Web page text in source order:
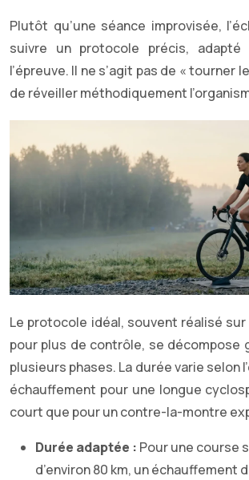
Plutôt qu’une séance improvisée,
suivre un protocole précis,
l’épreuve. Il ne s’agit pas de « tourner
de réveiller méthodiquement
Le protocole idéal, souvent réalisé
pour plus de contrôle, se décompose
plusieurs phases. La durée varie selon
échauffement pour une longue
court que pour un contre-la-montre
Durée adaptée : Pour une course
d’environ 80 km, un échauffement